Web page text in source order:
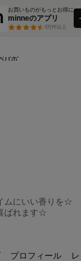
お買いものがもっとお得に
minneのアプリ
3万件以上
ムにいい香りを☆
ばれます☆
プロフィール